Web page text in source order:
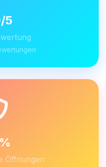
5
Öffnungen